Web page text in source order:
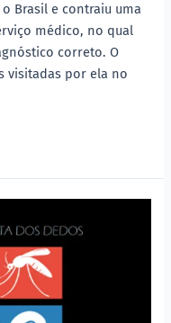
Brasil e contraiu uma
médico, no qual
correto. O
visitadas por ela no